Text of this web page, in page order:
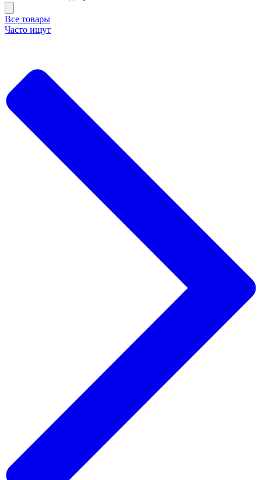
Все товары
Часто ищут